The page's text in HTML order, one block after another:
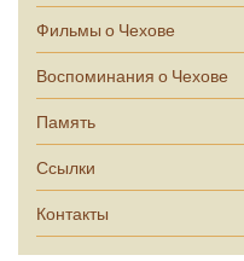
Фильмы о Чехове
Воспоминания о Чехове
Память
Ссылки
Контакты